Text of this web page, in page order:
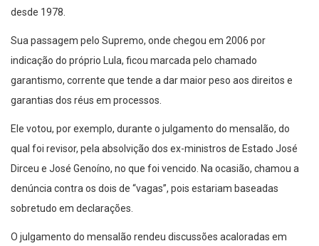
desde 1978.
Sua passagem pelo Supremo, onde chegou em 2006 por
indicação do próprio Lula, ficou marcada pelo chamado
garantismo, corrente que tende a dar maior peso aos direitos e
garantias dos réus em processos.
Ele votou, por exemplo, durante o julgamento do mensalão, do
qual foi revisor, pela absolvição dos ex-ministros de Estado José
Dirceu e José Genoíno, no que foi vencido. Na ocasião, chamou a
denúncia contra os dois de “vagas”, pois estariam baseadas
sobretudo em declarações.
O julgamento do mensalão rendeu discussões acaloradas em